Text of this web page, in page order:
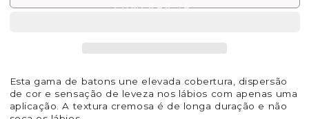
Esta gama de batons une elevada cobertura, dispersão
de cor e sensação de leveza nos lábios com apenas uma
aplicação. A textura cremosa é de longa duração e não